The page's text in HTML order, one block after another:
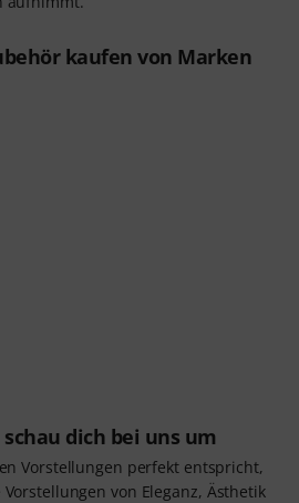
kaufen von Marken
dich bei uns um
Vorstellungen perfekt entspricht,
von Eleganz, Ästhetik